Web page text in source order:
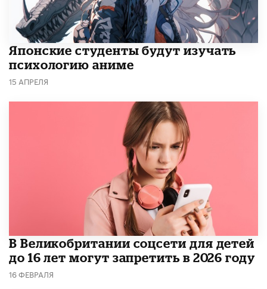
Японские студенты будут изучать
психологию аниме
15 АПРЕЛЯ
В Великобритании соцсети для детей
до 16 лет могут запретить в 2026 году
16 ФЕВРАЛЯ